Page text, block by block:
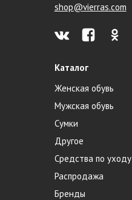
shop@vierras.com
Каталог
Женская обувь
Мужская обувь
Сумки
Другое
Средства по уходу
Распродажа
Бренды